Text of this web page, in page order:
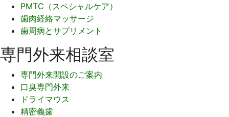
PMTC（スペシャルケア）
歯肉経絡マッサージ
歯周病とサプリメント
専門外来相談室
専門外来開設のご案内
口臭専門外来
ドライマウス
精密義歯